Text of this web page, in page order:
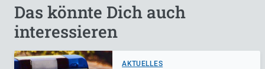
Das könnte Dich auch
interessieren
AKTUELLES